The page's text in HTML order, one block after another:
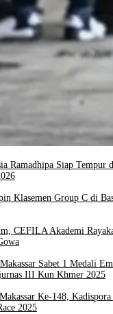
Ramadhipa Siap
Klasemen Group C di
CEFILA Akademi
Sabet 1 Medali
III Kun Khmer 2025
Ke-148, Kadispora
2025